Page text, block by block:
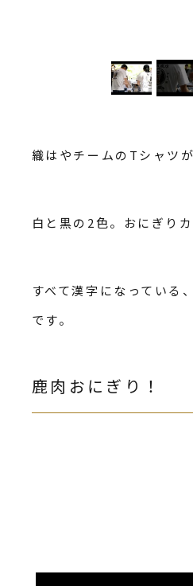
織はやチームのTシャツ
白と黒の2色。おにぎりカ
すべて漢字になっている
です。
鹿肉おにぎり！